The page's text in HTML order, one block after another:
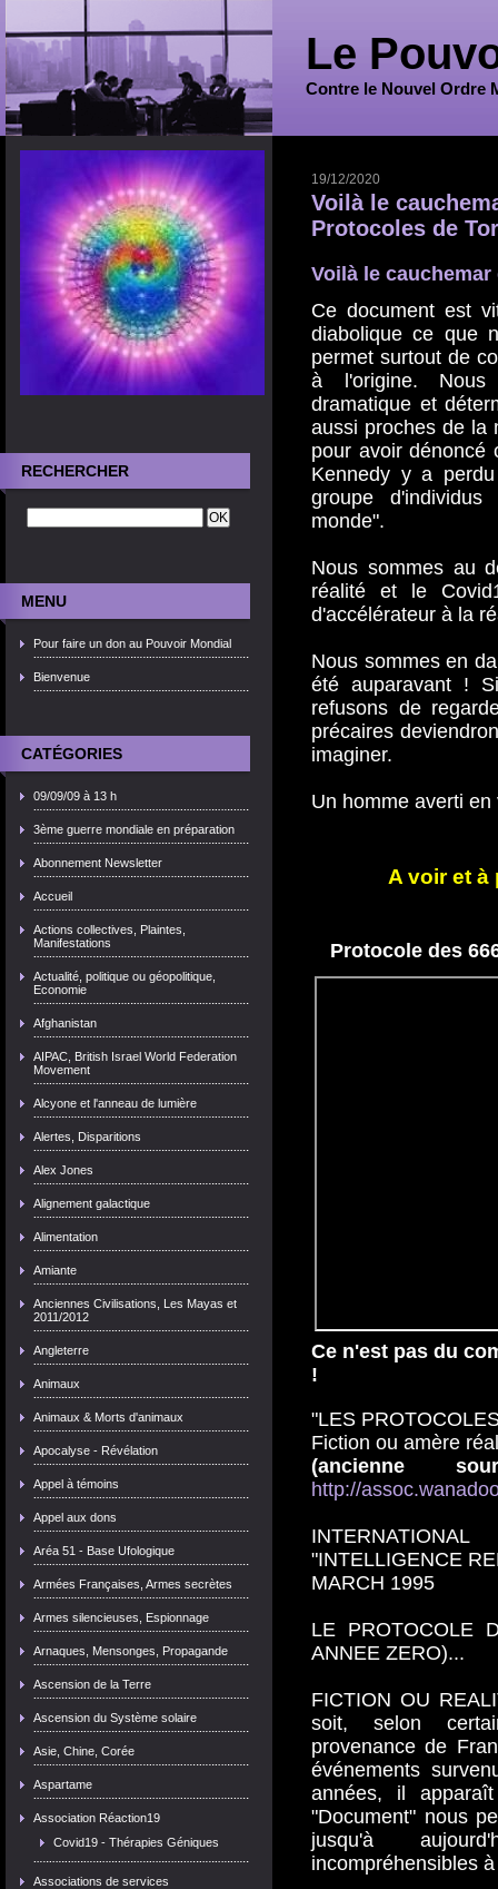
Le
Contre le Nouvel Ordre
RECHERCHER
MENU
Pour faire un don au Pouvoir Mondial
Bienvenue
CATÉGORIES
09/09/09 à 13 h
3ème guerre mondiale en préparation
Abonnement Newsletter
Accueil
Actions collectives, Plaintes,
Manifestations
Actualité, politique ou géopolitique,
Economie
Afghanistan
AIPAC, British Israel World Federation
Movement
Alcyone et l'anneau de lumière
Alertes, Disparitions
Alex Jones
Alignement galactique
Alimentation
Amiante
Anciennes Civilisations, Les Mayas et
2011/2012
Angleterre
Animaux
Animaux & Morts d'animaux
Apocalyse - Révélation
Appel à témoins
Appel aux dons
Aréa 51 - Base Ufologique
Armées Françaises, Armes secrètes
Armes silencieuses, Espionnage
Arnaques, Mensonges, Propagande
Ascension de la Terre
Ascension du Système solaire
Asie, Chine, Corée
Aspartame
Association Réaction19
Covid19 - Thérapies Géniques
Associations de services
19/12/2020
Voilà le
Protocoles de
Voilà le
Ce document est
diabolique ce que
permet surtout de
à l'origine. Nous
dramatique et
aussi proches de la
pour avoir dénoncé
Kennedy y a
groupe
monde".
Nous sommes au
réalité et le
d'accélérateur à la
Nous sommes en
été auparavant !
refusons de
précaires
imaginer.
Un homme averti en
A voir et
Protocole des
Ce n'est pas du
!
"LES
Fiction ou amère
(ancienne
http://
"INTELLIGENCE
MARCH 1995
LE PROTOCOLE
ANNEE ZERO)...
FICTION OU
soit, selon
provenance de
événements
années, il
"Document" nous
jusqu'à
incompréhensibles